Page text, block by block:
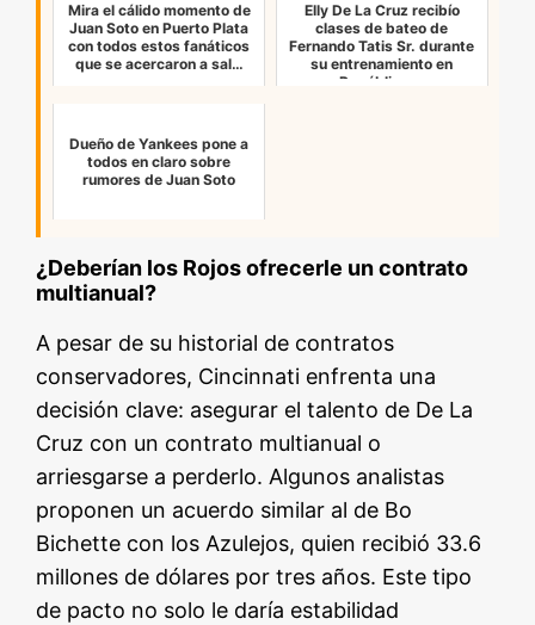
Mira el cálido momento de
Juan Soto en Puerto Plata
con todos estos fanáticos
que se acercaron a sal…
Elly De La Cruz recibío
clases de bateo de
Fernando Tatis Sr. durante
su entrenamiento en
República …
Dueño de Yankees pone a
todos en claro sobre
rumores de Juan Soto
¿Deberían los Rojos ofrecerle un contrato
multianual?
A pesar de su historial de contratos
conservadores, Cincinnati enfrenta una
decisión clave: asegurar el talento de De La
Cruz con un contrato multianual o
arriesgarse a perderlo. Algunos analistas
proponen un acuerdo similar al de Bo
Bichette con los Azulejos, quien recibió 33.6
millones de dólares por tres años. Este tipo
de pacto no solo le daría estabilidad